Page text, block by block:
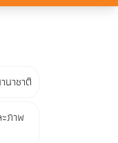
นาชาติ
ภาพ